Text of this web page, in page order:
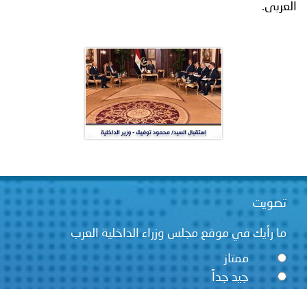
العربى.
تصويت
ما رأيك في موقع مجلس وزراء الداخلية العرب
ممتاز
جيد جداً